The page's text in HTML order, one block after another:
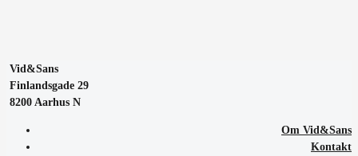
Vid&Sans
Finlandsgade 29
8200 Aarhus N
Om Vid&Sans
Kontakt